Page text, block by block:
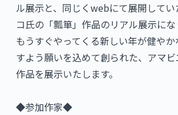
ル展示と、同じくwebにて展開してい
コ氏の「瓢箪」作品のリアル展示にな
もうすぐやってくる新しい年が健や
すよう願いを込めて創られた、アマ
作品を展示いたします。
◆参加作家◆